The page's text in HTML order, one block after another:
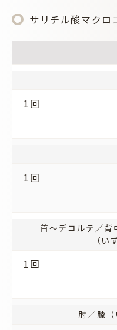
サリチル酸マクロ
1回
1回
首～デコルテ／背
（い
1回
肘／膝（